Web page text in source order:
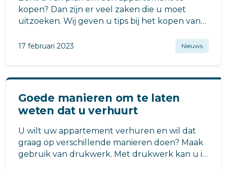
kopen? Dan zijn er veel zaken die u moet
uitzoeken. Wij geven u tips bij het kopen van
17 februari 2023 Nieuws
Goede manieren om te laten
weten dat u verhuurt
U wilt uw appartement verhuren en wil dat
graag op verschillende manieren doen? Maak
gebruik van drukwerk. Met drukwerk kan u in